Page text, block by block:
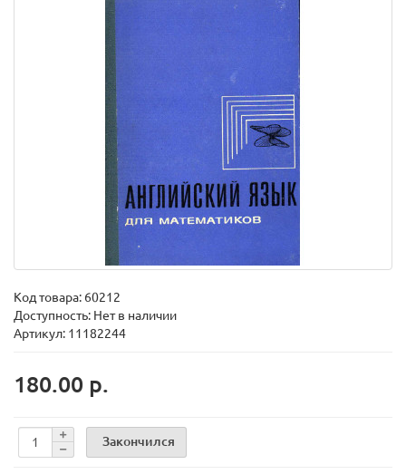
Код товара: 60212
Доступность: Нет в наличии
Артикул: 11182244
180.00 р.
Закончился